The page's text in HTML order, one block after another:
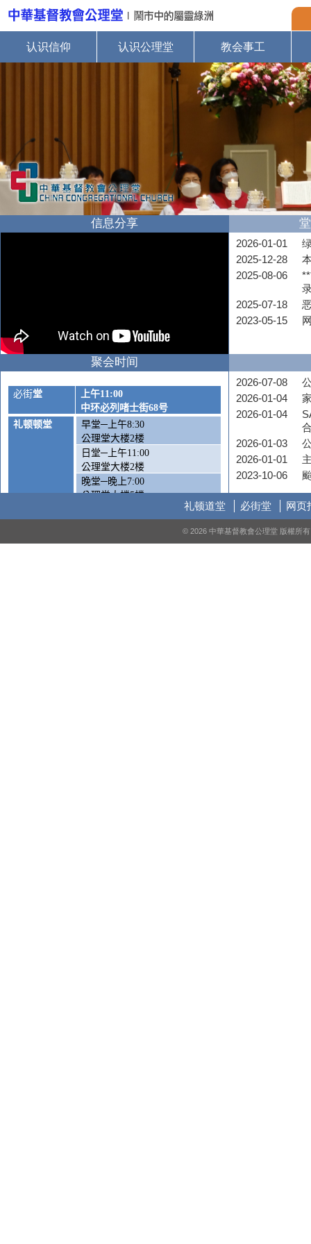
认识信仰 认识公理堂 教会事工
信息分享
2026-01-01
2025-12-28
2025-08-06
2025-07-18
2023-05-15
聚会时间
必街堂 上午11:00
中环必列啫士街68号
礼顿顿堂
早堂─上午8:30
公理堂大楼2楼
日堂─上午11:00
公理堂大楼2楼
晚堂─晚上7:00
公理堂大楼5楼
周六崇拜—下午5:00
2026-07-08
2026-01-04
2026-01-04
2026-01-03
2026-01-01
2023-10-06
礼顿道堂 必街堂 网页
© 2026 中華基督教會公理堂 版權所